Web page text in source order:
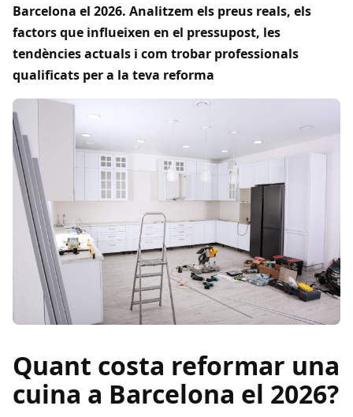
Barcelona el 2026. Analitzem els preus reals, els
factors que influeixen en el pressupost, les
tendències actuals i com trobar professionals
qualificats per a la teva reforma
Quant costa reformar una
cuina a Barcelona el 2026?